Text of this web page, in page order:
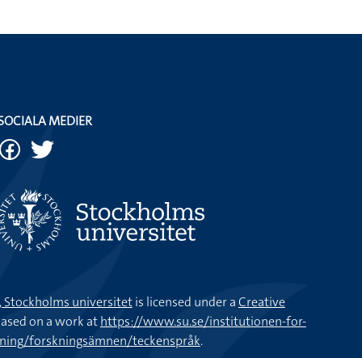
MEDIER
universitetis licensed under aCreative
on a work athttps://www.su.se/institutionen-for-
forskningsämnen/teckenspråk.